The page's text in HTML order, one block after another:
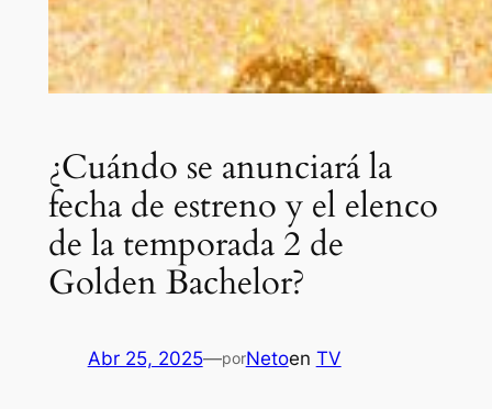
¿Cuándo se anunciará la
fecha de estreno y el elenco
de la temporada 2 de
Golden Bachelor?
Abr 25, 2025—porNetoen TV